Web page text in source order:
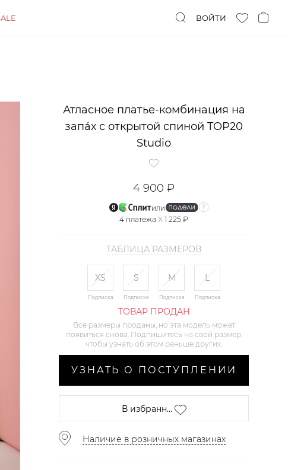
ВОЙТИ
Атласное платье-комбинация на
запáх с открытой спиной TOP20
Studio
4 900 ₽
или
4 платежаX 1 225 ₽
ТАБЛИЦА РАЗМЕРОВ
XS
Подписка
S
Подписка
M
Подписка
L
Подписка
ТОВАР ПРОДАН
Все размеры проданы, но эта модель может
появиться снова. Подпишитесь на свой размер,
чтобы узнать об этом раньше других.
УЗНАТЬ О ПОСТУПЛЕНИИ
В избранн...
Наличие в розничных магазинах